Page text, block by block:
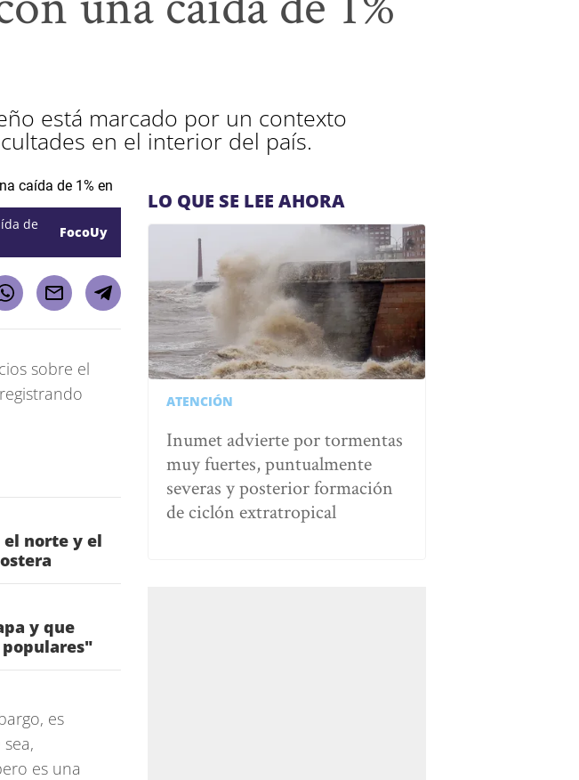
está marcado por un contexto
en el interior del país.
de
FocoUy
sobre el
norte y el
y que
es
es una
LO QUE SE LEE AHORA
ATENCIÓN
Inumet advierte por tormentas
muy fuertes, puntualmente
severas y posterior formación
de ciclón extratropical